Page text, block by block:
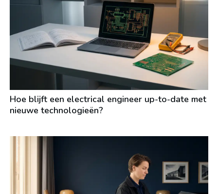
Hoe blijft een electrical engineer up-to-date met
nieuwe technologieën?